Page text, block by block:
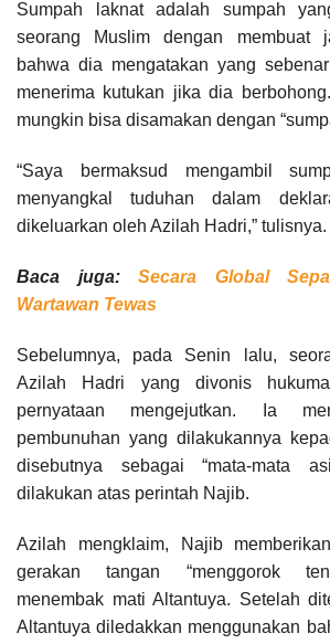
Sumpah laknat adalah sumpah
seorang Muslim dengan membuat
bahwa dia mengatakan yang
menerima kutukan jika dia
mungkin bisa disamakan dengan
“Saya bermaksud mengambil
menyangkal tuduhan dalam
dikeluarkan oleh Azilah Hadri,” tulisnya.
Baca juga: Secara Global
Wartawan Tewas
Sebelumnya, pada Senin lalu,
Azilah Hadri yang divonis
pernyataan mengejutkan. Ia
pembunuhan yang dilakukannya
disebutnya sebagai “mata-mata
dilakukan atas perintah Najib.
Azilah mengklaim, Najib
gerakan tangan “menggorok
menembak mati Altantuya. Setelah
Altantuya diledakkan menggunakan